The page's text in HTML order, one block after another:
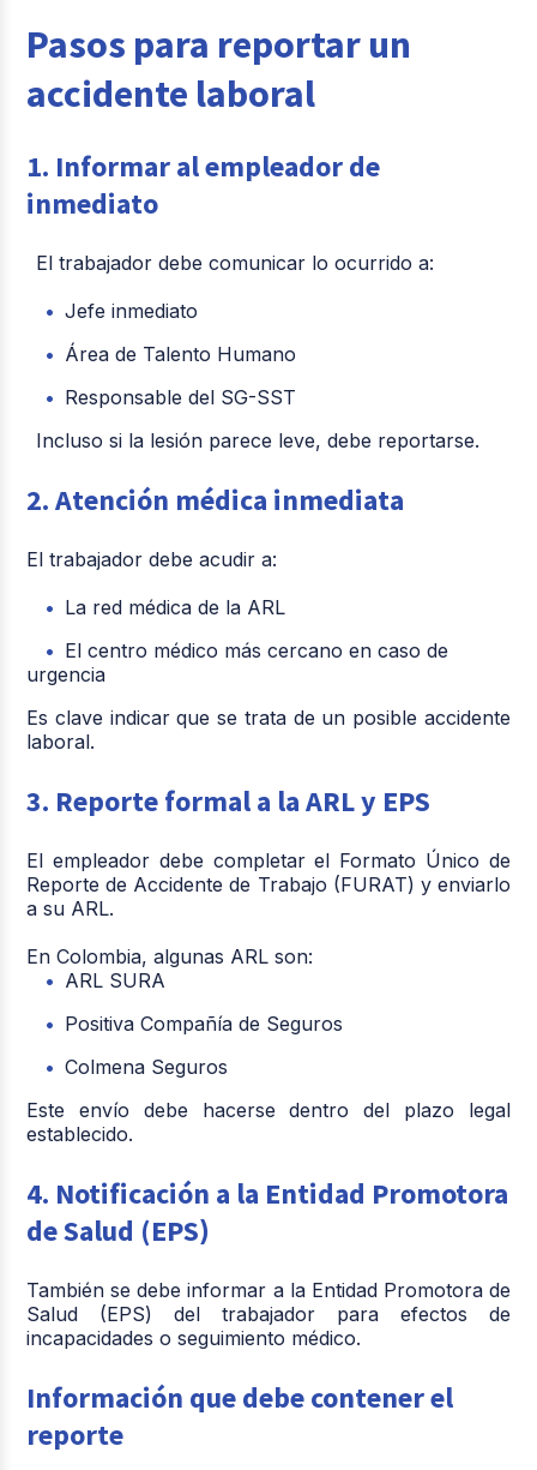
Pasos para reportar un
accidente laboral
1. Informar al empleador de
inmediato
El trabajador debe comunicar lo ocurrido a:
Jefe inmediato
Área de Talento Humano
Responsable del SG-SST
Incluso si la lesión parece leve, debe reportarse.
2. Atención médica inmediata
El trabajador debe acudir a:
La red médica de la ARL
El centro médico más cercano en caso de
urgencia
Es clave indicar que se trata de un posible accidente
laboral.
3. Reporte formal a la ARL y EPS
El empleador debe completar el Formato Único de
Reporte de Accidente de Trabajo (FURAT) y enviarlo
a su ARL.
En Colombia, algunas ARL son:
ARL SURA
Positiva Compañía de Seguros
Colmena Seguros
Este envío debe hacerse dentro del plazo legal
establecido.
4. Notificación a la Entidad Promotora
de Salud (EPS)
También se debe informar a la Entidad Promotora de
Salud (EPS) del trabajador para efectos de
incapacidades o seguimiento médico.
Información que debe contener el
reporte